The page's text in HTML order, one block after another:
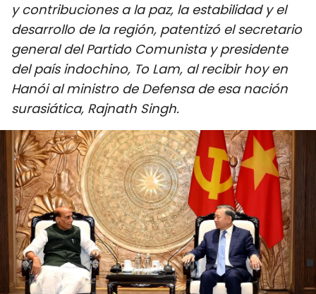
CULTURA - ENTRETENIMIENTO
INTERNACIONAL
DEPORTES
PUENTE DE AMISTAD
HISTORIAS MULTIMEDIA
FOTOGRAFÍA
¿QUIÉNES SOMOS?
y contribuciones a la paz, la estabilidad y el
desarrollo de la región, patentizó el secretario
general del Partido Comunista y presidente
del país indochino, To Lam, al recibir hoy en
Hanói al ministro de Defensa de esa nación
surasiática, Rajnath Singh.